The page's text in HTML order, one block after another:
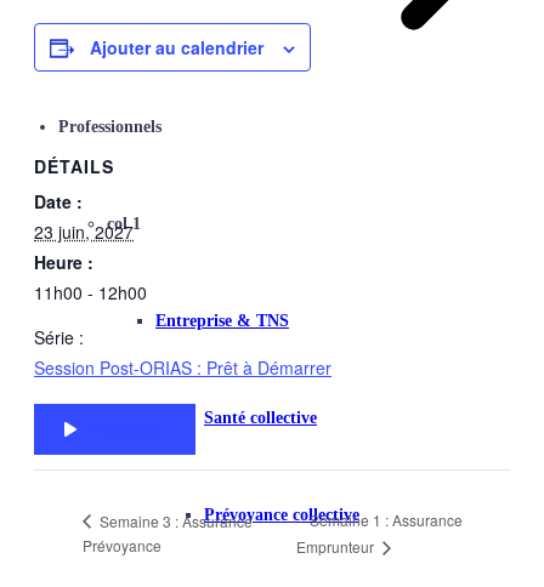
Professionnels
col 1
Entreprise & TNS
Santé collective
Prévoyance collective
Ajouter au calendrier
DÉTAILS
Date :
23 juin, 2027
Heure :
11h00 - 12h00
Série :
Session Post-ORIAS : Prêt à Démarrer
Semaine 3 : Assurance
Prévoyance
Semaine 1 : Assurance
Emprunteur